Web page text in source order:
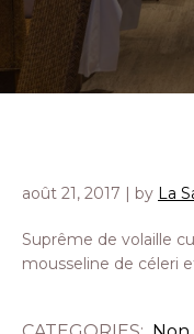
août 21, 2017 | by La
Suprême de volaille
mousseline de céleri